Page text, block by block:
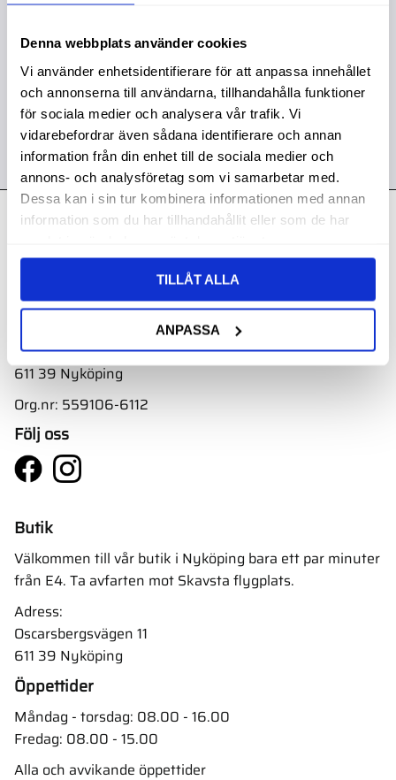
Denna webbplats använder cookies
Vi använder enhetsidentifierare för att anpassa innehållet
och annonserna till användarna, tillhandahålla funktioner
för sociala medier och analysera vår trafik. Vi
vidarebefordrar även sådana identifierare och annan
information från din enhet till de sociala medier och
annons- och analysföretag som vi samarbetar med.
Dessa kan i sin tur kombinera informationen med annan
information som du har tillhandahållit eller som de har
TILLÅT ALLA
ANPASSA
mängd? Förpackad om 1
599,00:- 229,00
Kontakt
Svith AB
order@svith.se
Oscarsbergsvägen 11
611 39 Nyköping
Org.nr: 559106-6112
Följ oss
Butik
Välkommen till vår butik i Nyköping bara ett par minuter
från E4. Ta avfarten mot Skavsta flygplats.
Adress:
Oscarsbergsvägen 11
611 39 Nyköping
Öppettider
Måndag - torsdag: 08.00 - 16.00
Fredag: 08.00 - 15.00
Alla och avvikande öppettider